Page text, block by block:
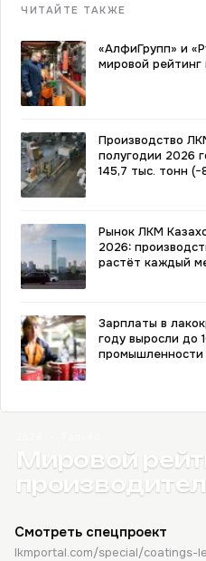
ЧИТАЙТЕ ТАКЖЕ
«АлфиГрупп» и
мировой
Производство
полугодии 2026
145,7 тыс. тонн
Рынок ЛКМ
2026:
растёт каждый
Зарплаты в
году выросли до
промышленности
Мировой
Смотреть спецпроект
lkmportal.com/special/coatings-